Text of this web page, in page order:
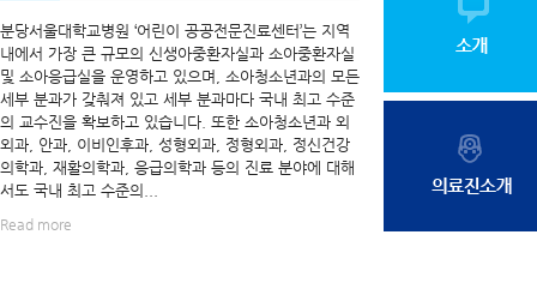
분당서울대학교병원 ‘어린이 공공전문진료센터’는 지역
내에서 가장 큰 규모의 신생아중환자실과 소아중환자실
및 소아응급실을 운영하고 있으며, 소아청소년과의 모든
세부 분과가 갖춰져 있고 세부 분과마다 국내 최고 수준
의 교수진을 확보하고 있습니다. 또한 소아청소년과 외
외과, 안과, 이비인후과, 성형외과, 정형외과, 정신건강
의학과, 재활의학과, 응급의학과 등의 진료 분야에 대해
서도 국내 최고 수준의...
Read more